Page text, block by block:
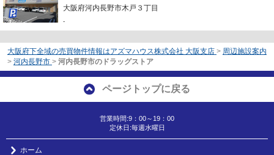
大阪府河内長野市木戸３丁目
-
大阪府下全域の売買物件情報はアズマハウス株式会社 大阪支店 > 周辺施設案内
> 河内長野市 > 河内長野市のドラッグストア
ページトップに戻る
営業時間:9：00～19：00
定休日:毎週水曜日
ホーム